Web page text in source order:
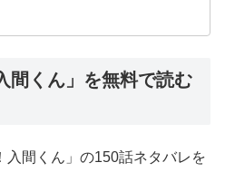
間くん」を無料で読む
入間くん」の150話ネタバレを